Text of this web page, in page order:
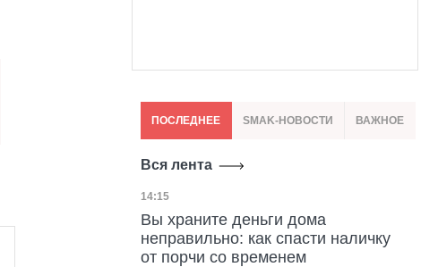
ПОСЛЕДНЕЕ SMAK-НОВОСТИ ВАЖНОЕ
Вся лента
Дата публикации
14:15
Вы храните деньги дома
неправильно: как спасти наличку
от порчи со временем